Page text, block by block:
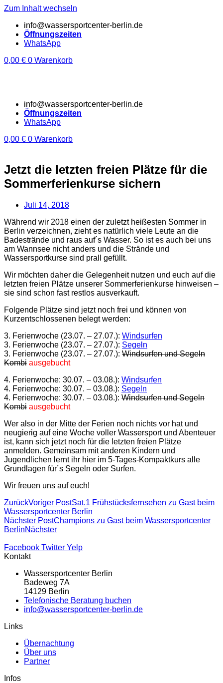
Zum Inhalt wechseln
info@wassersportcenter-berlin.de
Öffnungszeiten
WhatsApp
0,00 € 0 Warenkorb
info@wassersportcenter-berlin.de
Öffnungszeiten
WhatsApp
0,00 € 0 Warenkorb
Jetzt die letzten freien Plätze für die
Sommerferienkurse sichern
Juli 14, 2018
Während wir 2018 einen der zuletzt heißesten Sommer in
Berlin verzeichnen, zieht es natürlich viele Leute an die
Badestrände und raus auf´s Wasser. So ist es auch bei uns
am Wannsee nicht anders und die Strände und
Wassersportkurse sind prall gefüllt.
Wir möchten daher die Gelegenheit nutzen und euch auf die
letzten freien Plätze unserer Sommerferienkurse hinweisen –
sie sind schon fast restlos ausverkauft.
Folgende Plätze sind jetzt noch frei und können von
Kurzentschlossenen belegt werden:
3. Ferienwoche (23.07. – 27.07.): Windsurfen
3. Ferienwoche (23.07. – 27.07.): Segeln
3. Ferienwoche (23.07. – 27.07.): Windsurfen und Segeln
Kombi ausgebucht
4. Ferienwoche: 30.07. – 03.08.): Windsurfen
4. Ferienwoche: 30.07. – 03.08.): Segeln
4. Ferienwoche: 30.07. – 03.08.): Windsurfen und Segeln
Kombi ausgebucht
Wer also in der Mitte der Ferien noch nichts vor hat und
neugierig auf eine Woche voller Wassersport und Abenteuer
ist, kann sich jetzt noch für die letzten freien Plätze
anmelden. Gemeinsam mit anderen Kindern und
Jugendlichen lernt ihr hier im 5-Tages-Kompaktkurs alle
Grundlagen für´s Segeln oder Surfen.
Wir freuen uns auf euch!
ZurückVoriger PostSat.1 Frühstücksfernsehen zu Gast beim
Wassersportcenter Berlin
Nächster PostChampions zu Gast beim Wassersportcenter
BerlinNächster
Facebook Twitter Yelp
Kontakt
Wassersportcenter Berlin
Badeweg 7A
14129 Berlin
Telefonische Beratung buchen
info@wassersportcenter-berlin.de
Links
Übernachtung
Über uns
Partner
Infos